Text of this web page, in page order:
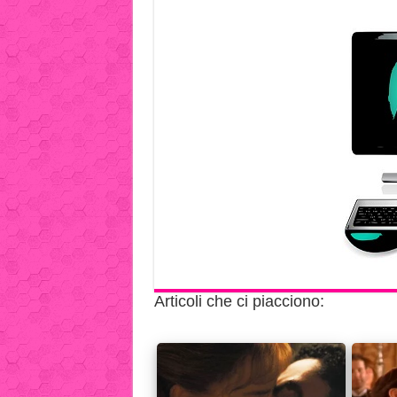
Articoli che ci piacciono: